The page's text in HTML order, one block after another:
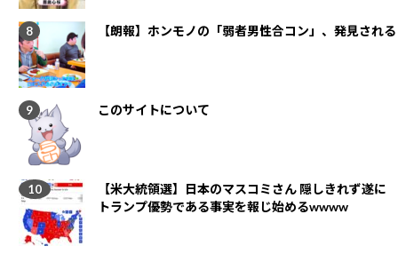
【朗報】ホンモノの「弱者男性合コン」、発見される
このサイトについて
【米大統領選】日本のマスコミさん 隠しきれず遂に
トランプ優勢である事実を報じ始めるwwww